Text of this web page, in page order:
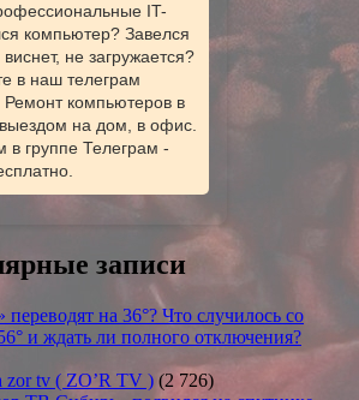
IT-
компьютер? Завелся
не загружается?
в наш телеграм
Ремонт компьютеров в
выездом на дом, в офис.
в группе Телеграм -
записи
на 36°? Что случилось со
и ждать ли полного отключения?
zor tv ( ZO’R TV ) (2 726)